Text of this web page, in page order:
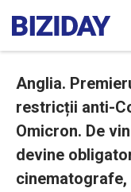
Anglia.
restricții anti-
Omicron. De
devine
cinematografe,